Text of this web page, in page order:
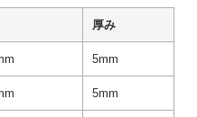
厚み
5mm
5mm